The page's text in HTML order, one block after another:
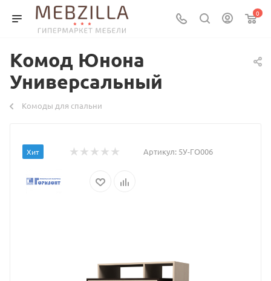
0
Комод Юнона
Универсальный
Комоды для спальни
Хит Артикул: 5У-ГО006